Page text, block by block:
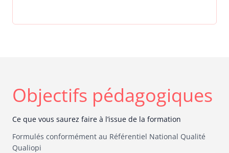
Objectifs pédagogiques
Ce que vous saurez faire à l’issue de la formation
Formulés conformément au Référentiel National Qualité
Qualiopi